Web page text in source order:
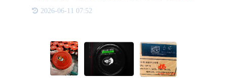
码技术凭借其唯一性、可追溯性和智能化管理优势，
2026-06-11 07:52